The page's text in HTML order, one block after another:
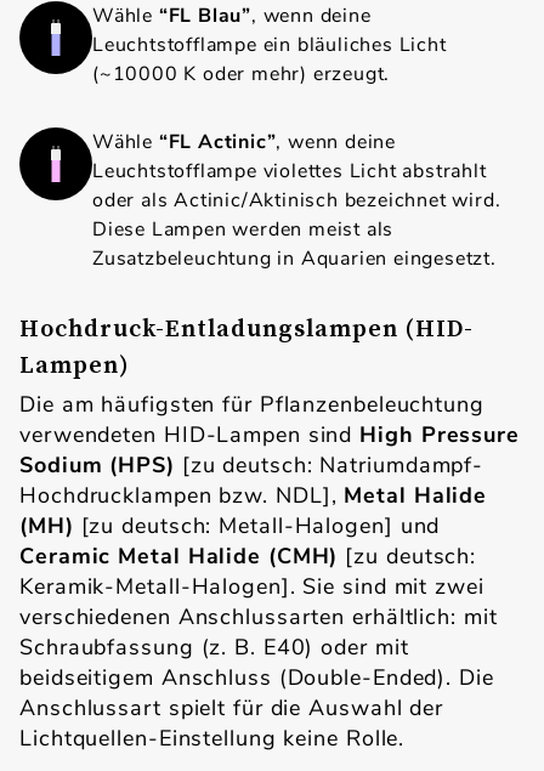
Wähle “FL Blau”, wenn deine
Leuchtstofflampe ein bläuliches Licht
(~10000 K oder mehr) erzeugt.
Wähle “FL Actinic”, wenn deine
Leuchtstofflampe violettes Licht abstrahlt
oder als Actinic/Aktinisch bezeichnet wird.
Diese Lampen werden meist als
Zusatzbeleuchtung in Aquarien eingesetzt.
Hochdruck-Entladungslampen (HID-
Lampen)
Die am häufigsten für Pflanzenbeleuchtung
verwendeten HID-Lampen sind High Pressure
Sodium (HPS) [zu deutsch: Natriumdampf-
Hochdrucklampen bzw. NDL], Metal Halide
(MH) [zu deutsch: Metall-Halogen] und
Ceramic Metal Halide (CMH) [zu deutsch:
Keramik-Metall-Halogen]. Sie sind mit zwei
verschiedenen Anschlussarten erhältlich: mit
Schraubfassung (z. B. E40) oder mit
beidseitigem Anschluss (Double-Ended). Die
Anschlussart spielt für die Auswahl der
Lichtquellen-Einstellung keine Rolle.